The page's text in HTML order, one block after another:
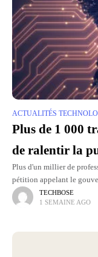
ACTUALITÉS
Plus de 1 000
de ralentir la
Plus d'un millier de
pétition appelant le
développement des
TECHBOSE
1 SEMAINE AGO